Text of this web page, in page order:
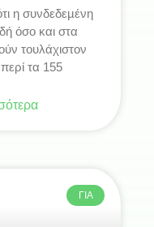
η συνδεδεµένη
όσο και στα
τουλάχιστον
τα 155
ΓΙΑ